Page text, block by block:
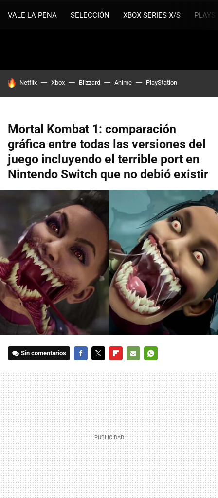
VALE LA PENA SELECCIÓN XBOX SERIES X/S
HOY SE HABLA DE
Netflix Xbox Blizzard Anime PlayStation
Mortal Kombat 1: comparación
gráfica entre todas las versiones del
juego incluyendo el terrible port en
Nintendo Switch que no debió existir
Sin comentarios
MAIL